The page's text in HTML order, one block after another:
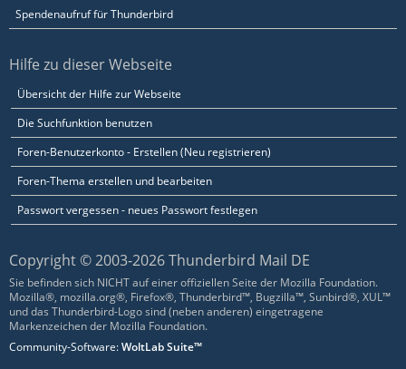
Spendenaufruf für Thunderbird
Hilfe zu dieser Webseite
Übersicht der Hilfe zur Webseite
Die Suchfunktion benutzen
Foren-Benutzerkonto - Erstellen (Neu registrieren)
Foren-Thema erstellen und bearbeiten
Passwort vergessen - neues Passwort festlegen
Copyright © 2003-2026 Thunderbird Mail DE
Sie befinden sich NICHT auf einer offiziellen Seite der Mozilla Foundation.
Mozilla®, mozilla.org®, Firefox®, Thunderbird™, Bugzilla™, Sunbird®, XUL™
und das Thunderbird-Logo sind (neben anderen) eingetragene
Markenzeichen der Mozilla Foundation.
Community-Software:WoltLab Suite™